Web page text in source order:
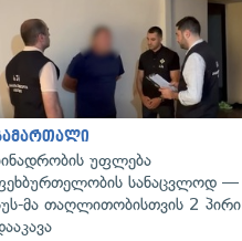
უფლება
სანაცვლოდ —
მა თაღლითობისთვის 2 პირი